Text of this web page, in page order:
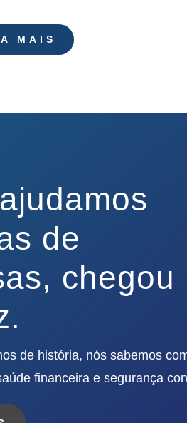
MAIS
de
chegou
de história, nós sabemos
financeira e segurança